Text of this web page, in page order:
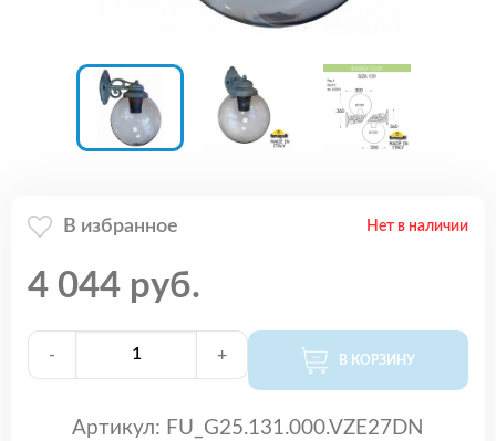
В избранное Нет в наличии
4 044 руб.
- + В КОРЗИНУ
Артикул: FU_G25.131.000.VZE27DN